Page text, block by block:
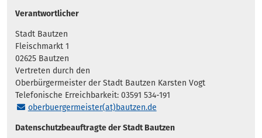
Verantwortlicher
Stadt Bautzen
Fleischmarkt 1
02625 Bautzen
Vertreten durch den
Oberbürgermeister der Stadt Bautzen Karsten Vogt
Telefonische Erreichbarkeit: 03591 534-191
oberbuergermeister(at)bautzen.de
Datenschutzbeauftragte der Stadt Bautzen